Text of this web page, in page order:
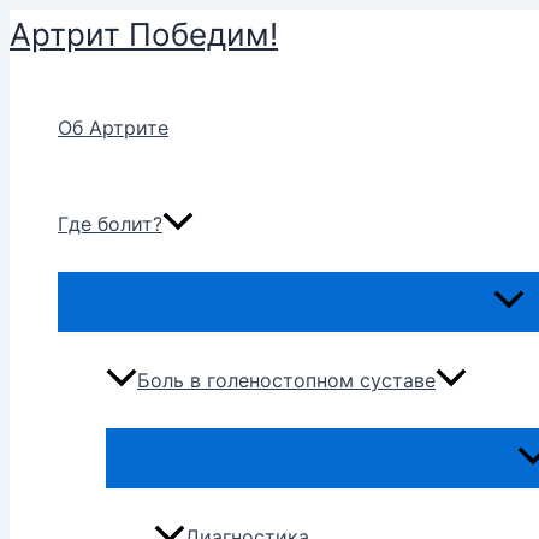
Перейти
к
Артрит Победим!
Об Артрите
Где болит?
Боль в голеностопном суставе